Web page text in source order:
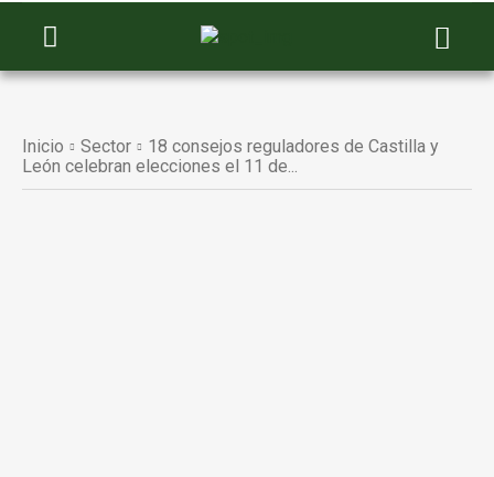
Inicio Sector
18 consejos reguladores de Castilla y
León celebran elecciones el 11 de...